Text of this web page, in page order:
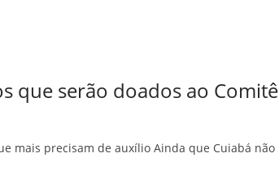
que serão doados ao Comitê
mais precisam de auxílio Ainda que Cuiabá não